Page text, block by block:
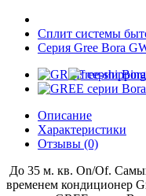
Сплит системы
Серия Gree Bora
Описание
Характеристики
Отзывы (0)
До 35 м. кв. On/Of.
временем кондиционер